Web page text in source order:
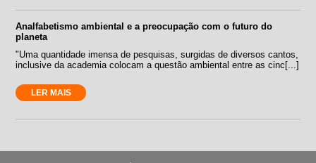
Analfabetismo ambiental e a preocupação com o futuro do
planeta
"Uma quantidade imensa de pesquisas, surgidas de diversos cantos,
inclusive da academia colocam a questão ambiental entre as cinc[...]
LER MAIS